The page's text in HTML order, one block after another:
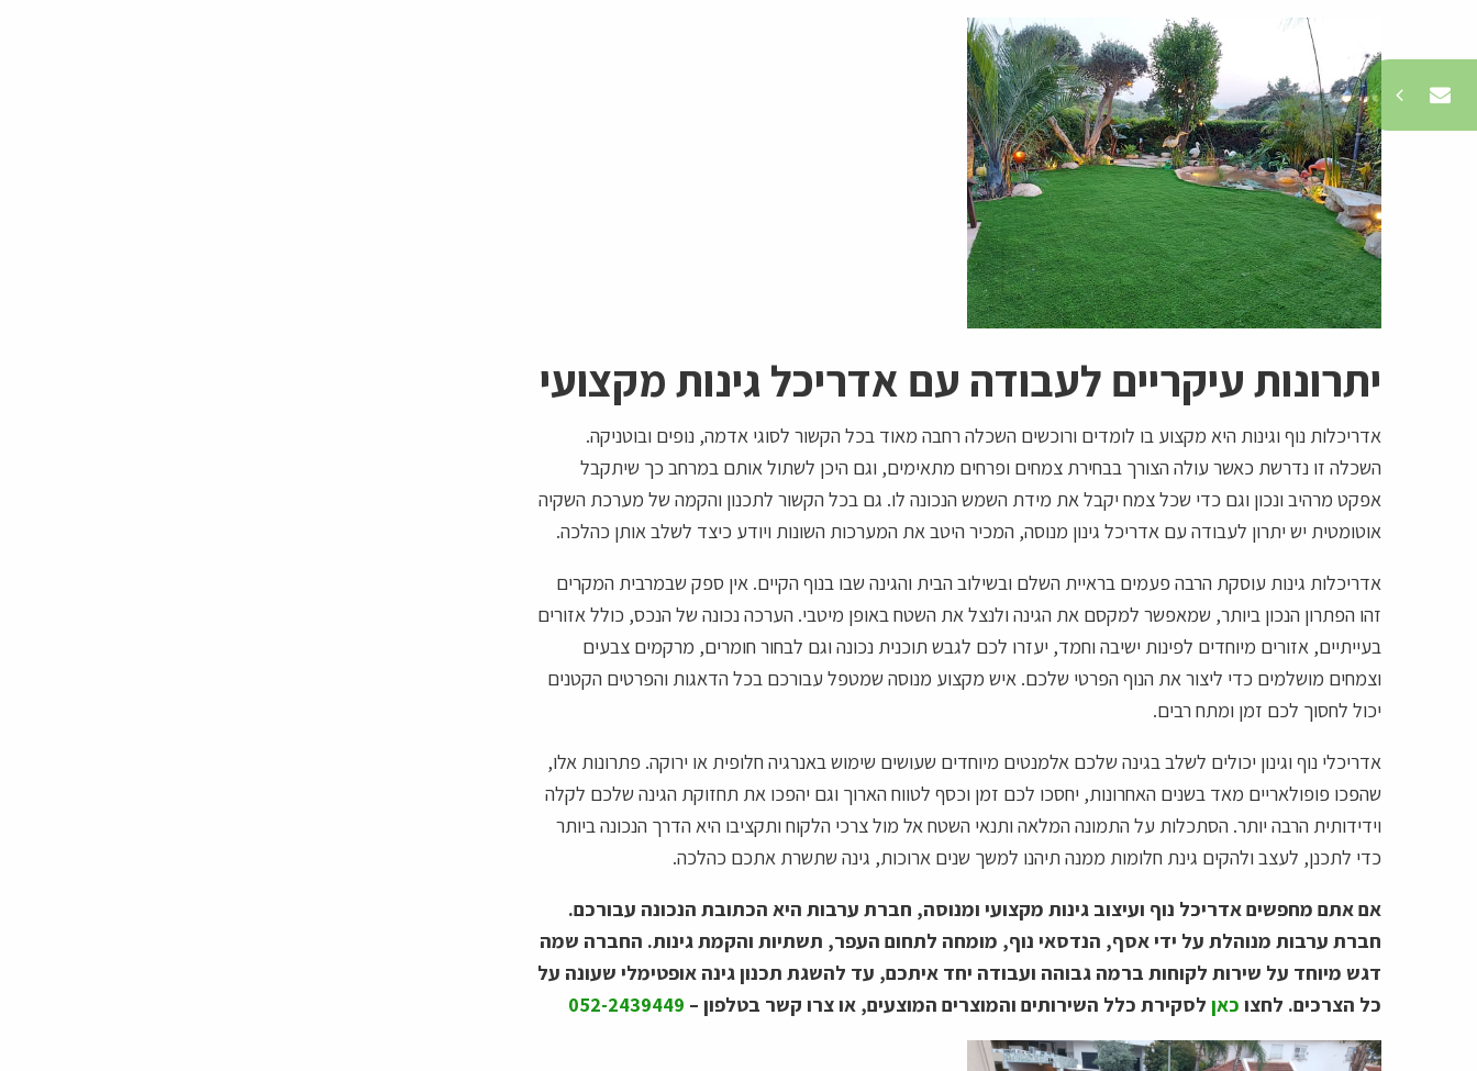
יתרונות עיקריים לעבודה עם אדריכל גינות מקצועי
אדריכלות נוף וגינות היא מקצוע בו לומדים ורוכשים השכלה רחבה מאוד בכל הקשור לסוגי אדמה, נופים ובוטניקה.
השכלה זו נדרשת כאשר עולה הצורך בבחירת צמחים ופרחים מתאימים, וגם היכן לשתול אותם במרחב כך שיתקבל
אפקט מרהיב ונכון וגם כדי שכל צמח יקבל את מידת השמש הנכונה לו. גם בכל הקשור לתכנון והקמה של מערכת השקיה
אוטומטית יש יתרון לעבודה עם אדריכל גינון מנוסה, המכיר היטב את המערכות השונות ויודע כיצד לשלב אותן כהלכה.
אדריכלות גינות עוסקת הרבה פעמים בראיית השלם ובשילוב הבית והגינה שבו בנוף הקיים. אין ספק שבמרבית המקרים
זהו הפתרון הנכון ביותר, שמאפשר למקסם את הגינה ולנצל את השטח באופן מיטבי. הערכה נכונה של הנכס, כולל אזורים
בעייתיים, אזורים מיוחדים לפינות ישיבה וחמד, יעזרו לכם לגבש תוכנית נכונה וגם לבחור חומרים, מרקמים צבעים
וצמחים מושלמים כדי ליצור את הנוף הפרטי שלכם. איש מקצוע מנוסה שמטפל עבורכם בכל הדאגות והפרטים הקטנים
יכול לחסוך לכם זמן ומתח רבים.
אדריכלי נוף וגינון יכולים לשלב בגינה שלכם אלמנטים מיוחדים שעושים שימוש באנרגיה חלופית או ירוקה. פתרונות אלו,
שהפכו פופולאריים מאד בשנים האחרונות, יחסכו לכם זמן וכסף לטווח הארוך וגם יהפכו את תחזוקת הגינה שלכם לקלה
וידידותית הרבה יותר. הסתכלות על התמונה המלאה ותנאי השטח אל מול צרכי הלקוח ותקציבו היא הדרך הנכונה ביותר
כדי לתכנן, לעצב ולהקים גינת חלומות ממנה תיהנו למשך שנים ארוכות, גינה שתשרת אתכם כהלכה.
אם אתם מחפשים אדריכל נוף ועיצוב גינות מקצועי ומנוסה, חברת ערבות היא הכתובת הנכונה עבורכם.
חברת ערבות מנוהלת על ידי אסף, הנדסאי נוף, מומחה לתחום העפר, תשתיות והקמת גינות. החברה שמה
דגש מיוחד על שירות לקוחות ברמה גבוהה ועבודה יחד איתכם, עד להשגת תכנון גינה אופטימלי שעונה על
כל הצרכים. לחצו כאן לסקירת כלל השירותים והמוצרים המוצעים, או צרו קשר בטלפון – 052-2439449